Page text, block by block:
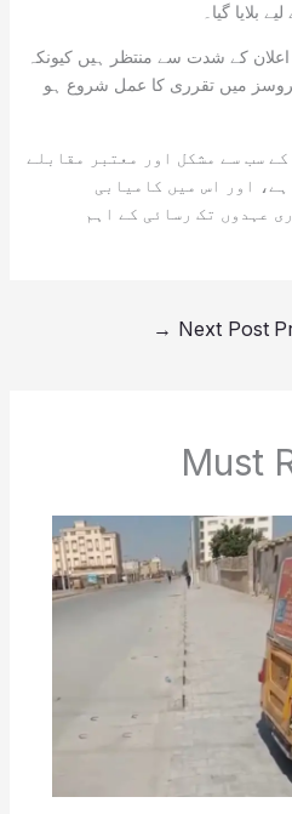
بلایا گیا۔
کے شدت سے منتظر ہیں کیونکہ
میں تقرری کا عمل شروع ہو
سب سے مشکل اور معتبر مقابلے
اور اس میں کامیابی
عہدوں تک رسائی کے اہم
Next Post
→
Must